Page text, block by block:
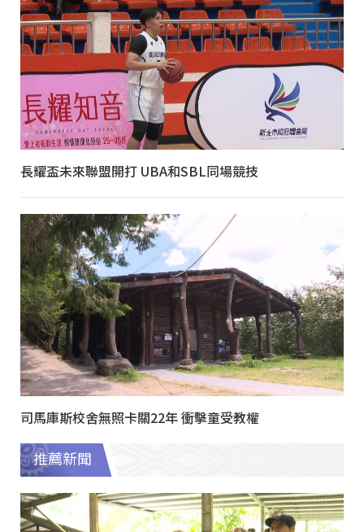
長耀盃未來聯盟開打 UBA和SBL同場競技
司馬庫斯校舍無照卡關22年 衝擊童受教權
推薦新聞